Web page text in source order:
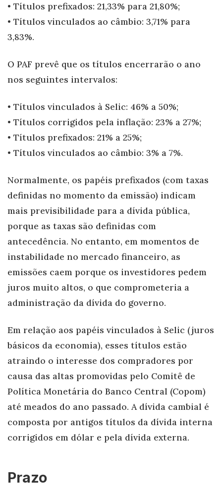
• Títulos prefixados: 21,33% para 21,80%;
• Títulos vinculados ao câmbio: 3,71% para
3,83%.
O PAF prevê que os títulos encerrarão o ano
nos seguintes intervalos:
• Títulos vinculados à Selic: 46% a 50%;
• Títulos corrigidos pela inflação: 23% a 27%;
• Títulos prefixados: 21% a 25%;
• Títulos vinculados ao câmbio: 3% a 7%.
Normalmente, os papéis prefixados (com taxas
definidas no momento da emissão) indicam
mais previsibilidade para a dívida pública,
porque as taxas são definidas com
antecedência. No entanto, em momentos de
instabilidade no mercado financeiro, as
emissões caem porque os investidores pedem
juros muito altos, o que comprometeria a
administração da dívida do governo.
Em relação aos papéis vinculados à Selic (juros
básicos da economia), esses títulos estão
atraindo o interesse dos compradores por
causa das altas promovidas pelo Comitê de
Política Monetária do Banco Central (Copom)
até meados do ano passado. A dívida cambial é
composta por antigos títulos da dívida interna
corrigidos em dólar e pela dívida externa.
Prazo